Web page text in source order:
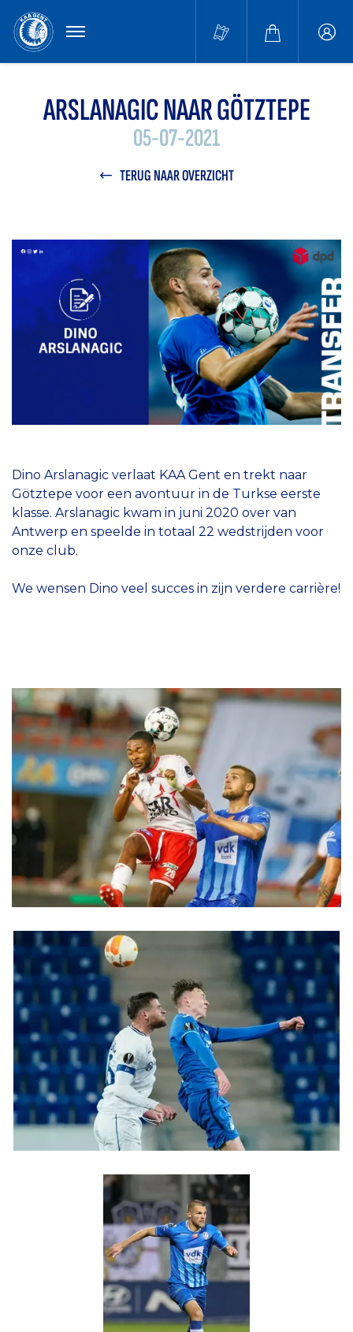
MENU
ARSLANAGIC NAAR GÖTZTEPE
05-07-2021
TERUG NAAR OVERZICHT
Dino Arslanagic verlaat KAA Gent en trekt naar
Götztepe voor een avontuur in de Turkse eerste
klasse. Arslanagic kwam in juni 2020 over van
Antwerp en speelde in totaal 22 wedstrijden voor
onze club.
We wensen Dino veel succes in zijn verdere carrière!